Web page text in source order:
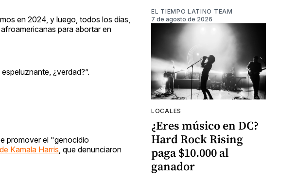
en 2024, y luego, todos los días,
para abortar en
¿verdad?”.
promover el "genocidio
Kamala Harris , que denunciaron
EL TIEMPO LATINO TEAM
7 de agosto de 2026
LOCALES
¿Eres músico en DC?
Hard Rock Rising
paga $10.000 al
ganador